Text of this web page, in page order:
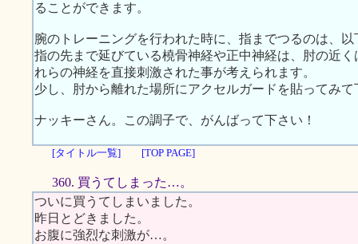
ることができます。
腕のトレーニングを行われた時に、指までつるのは、
指の先まで延びている橈骨神経や正中神経は、肘の近
れらの神経を直接刺激された事が考えられます。
少し、肘から離れた場所にアクセルガードを貼ってみて
ナッキーさん。この調子で、がんばって下さい！
[タイトル一覧] [TOP PAGE]
360. 買うてしまった…。
ついに買うてしまいました。
昨日とどきました。
お腹に強烈な刺激が…。